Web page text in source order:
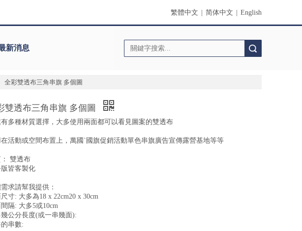
繁體中文 简体中文 English
新消息
全彩雙透布三角串旗 多個圖
雙透布三角串旗 多個圖
有多種材質選擇，大多使用兩面都可以看見圖案的雙透布
在活動或空間布置上，萬國ˋ國旗促銷活動單色串旗廣告宣傳露營基地等等
雙透布
皆客製化
求請幫我提供：
寸: 大多為18 x 22cm20 x 30cm
隔: 大多5或10cm
公分長度(或一串幾面):
串數: